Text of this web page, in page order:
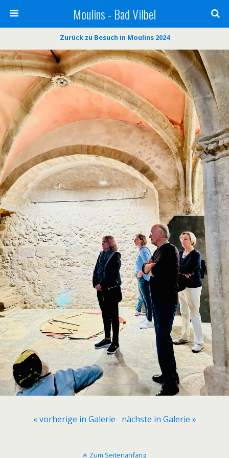
Moulins - Bad Vilbel
Zurück zu Besuch in Moulins 2024
« vorherige in Galerie nächste in Galerie »
Zum Seitenanfang